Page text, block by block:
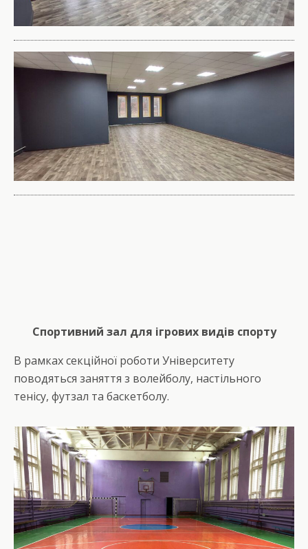
Спортивний зал для ігрових видів спорту
В рамках секційної роботи Університету
поводяться заняття з волейболу, настільного
тенісу, футзал та баскетболу.